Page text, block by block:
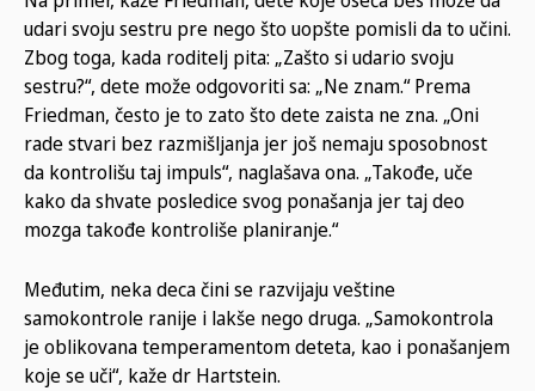
udari svoju sestru pre nego što uopšte pomisli da to učini.
Zbog toga, kada roditelj pita: „Zašto si udario svoju
sestru?“, dete može odgovoriti sa: „Ne znam.“ Prema
Friedman, često je to zato što dete zaista ne zna. „Oni
rade stvari bez razmišljanja jer još nemaju sposobnost
da kontrolišu taj impuls“, naglašava ona. „Takođe, uče
kako da shvate posledice svog ponašanja jer taj deo
mozga takođe kontroliše planiranje.“
Međutim, neka deca čini se razvijaju veštine
samokontrole ranije i lakše nego druga. „Samokontrola
je oblikovana temperamentom deteta, kao i ponašanjem
koje se uči“, kaže dr Hartstein.